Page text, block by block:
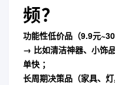
频？
功能性低价品 （9.9元~30
→ 比如清洁神器、小饰
单快 ；
长周期决策品 （家具、